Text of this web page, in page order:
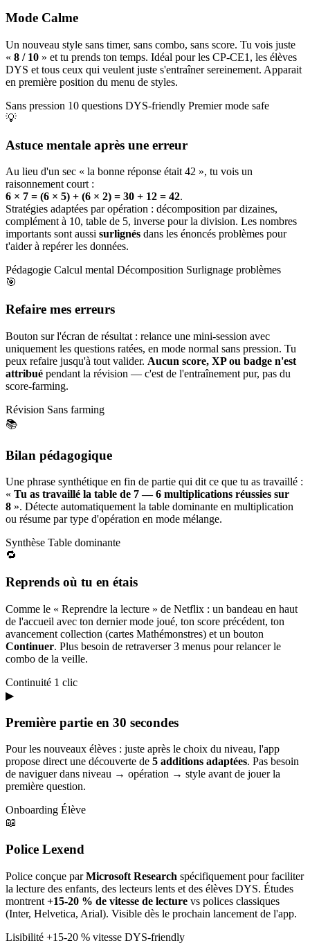
Mode Calme
Un nouveau style sans timer, sans combo, sans score. Tu vois juste
« 8 / 10 » et tu prends ton temps. Idéal pour les CP-CE1, les élèves
DYS et tous ceux qui veulent juste s'entraîner sereinement. Apparait
en première position du menu de styles.
Sans pression 10 questions DYS-friendly Premier mode safe
💡
Astuce mentale après une erreur
Au lieu d'un sec « la bonne réponse était 42 », tu vois un
raisonnement court :
6 × 7 = (6 × 5) + (6 × 2) = 30 + 12 = 42.
Stratégies adaptées par opération : décomposition par dizaines,
complément à 10, table de 5, inverse pour la division. Les nombres
importants sont aussi surlignés dans les énoncés problèmes pour
t'aider à repérer les données.
Pédagogie Calcul mental Décomposition Surlignage problèmes
🎯
Refaire mes erreurs
Bouton sur l'écran de résultat : relance une mini-session avec
uniquement les questions ratées, en mode normal sans pression. Tu
peux refaire jusqu'à tout valider. Aucun score, XP ou badge n'est
attribué pendant la révision — c'est de l'entraînement pur, pas du
score-farming.
Révision Sans farming
📚
Bilan pédagogique
Une phrase synthétique en fin de partie qui dit ce que tu as travaillé :
« Tu as travaillé la table de 7 — 6 multiplications réussies sur
8 ». Détecte automatiquement la table dominante en multiplication
ou résume par type d'opération en mode mélange.
Synthèse Table dominante
🔁
Reprends où tu en étais
Comme le « Reprendre la lecture » de Netflix : un bandeau en haut
de l'accueil avec ton dernier mode joué, ton score précédent, ton
avancement collection (cartes Mathémonstres) et un bouton
Continuer. Plus besoin de retraverser 3 menus pour relancer le
combo de la veille.
Continuité 1 clic
▶
Première partie en 30 secondes
Pour les nouveaux élèves : juste après le choix du niveau, l'app
propose direct une découverte de 5 additions adaptées. Pas besoin
de naviguer dans niveau → opération → style avant de jouer la
première question.
Onboarding Élève
📖
Police Lexend
Police conçue parMicrosoft Research spécifiquement pour faciliter
la lecture des enfants, des lecteurs lents et des élèves DYS. Études
montrent +15-20 % de vitesse de lecture vs polices classiques
(Inter, Helvetica, Arial). Visible dès le prochain lancement de l'app.
Lisibilité +15-20 % vitesse DYS-friendly